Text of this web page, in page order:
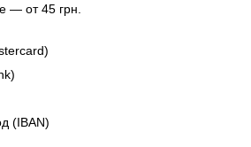
— от 45 грн.
(IBAN)